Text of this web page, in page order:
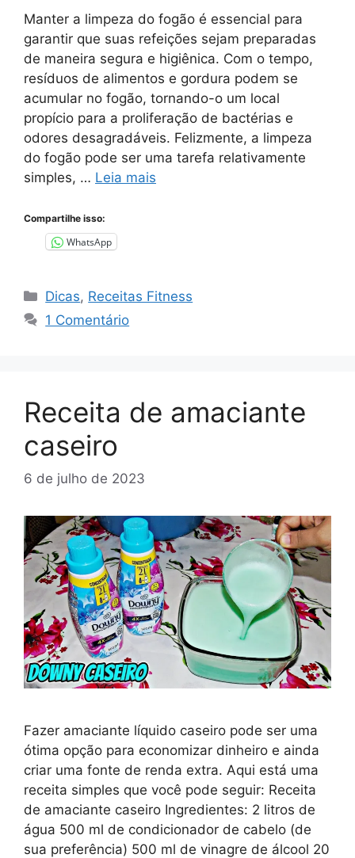
Manter a limpeza do fogão é essencial para
garantir que suas refeições sejam preparadas
de maneira segura e higiênica. Com o tempo,
resíduos de alimentos e gordura podem se
acumular no fogão, tornando-o um local
propício para a proliferação de bactérias e
odores desagradáveis. Felizmente, a limpeza
do fogão pode ser uma tarefa relativamente
simples, … Leia mais
Compartilhe isso:
WhatsApp
Categorias
Dicas, Receitas Fitness
1 Comentário
Receita de amaciante
caseiro
6 de julho de 2023
Fazer amaciante líquido caseiro pode ser uma
ótima opção para economizar dinheiro e ainda
criar uma fonte de renda extra. Aqui está uma
receita simples que você pode seguir: Receita
de amaciante caseiro Ingredientes: 2 litros de
água 500 ml de condicionador de cabelo (de
sua preferência) 500 ml de vinagre de álcool 20